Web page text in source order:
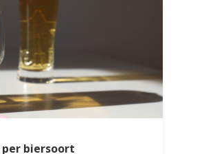
biersoort